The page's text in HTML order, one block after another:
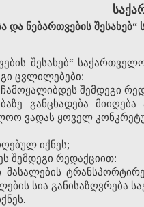
და ნებართვების
შესახებ“
ცვლილებები:
ჩამოყალიბდეს შემდეგი
განცხადება
ვადას ყოველ
იქნეს;
შემდეგი რედაქციით:
მასალების
სია განისაზღვრება